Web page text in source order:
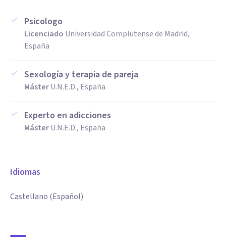
Psicologo
Licenciado Universidad Complutense de Madrid,
España
Sexología y terapia de pareja
MásterU.N.E.D., España
Experto en adicciones
MásterU.N.E.D., España
Idiomas
Castellano (Español)